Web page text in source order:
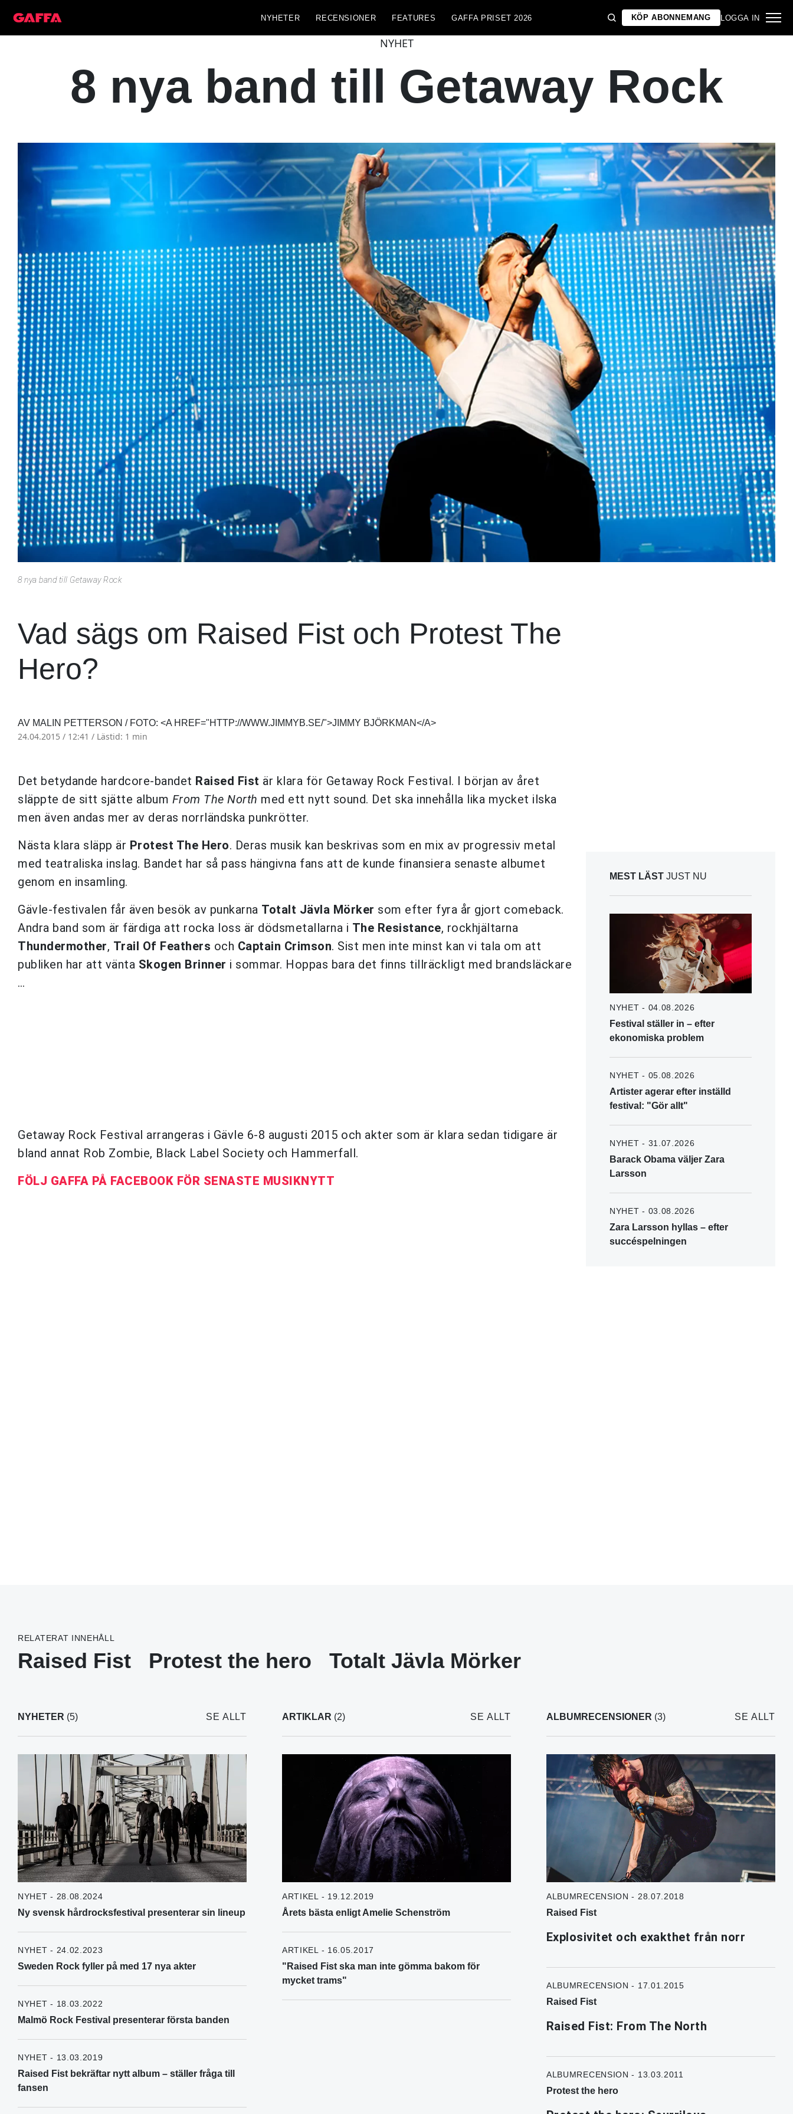
NYHETER RECENSIONER FEATURES GAFFA PRISET 2026 KÖP ABONNEMANG LOGGA IN
NYHET
8 nya band till Getaway Rock
8 nya band till Getaway Rock
Vad sägs om Raised Fist och Protest The
Hero?
AV MALIN PETTERSON / FOTO: <A HREF="HTTP://WWW.JIMMYB.SE/">JIMMY BJÖRKMAN</A>
24.04.2015 / 12:41 / Lästid: 1 min
Det betydande hardcore-bandet Raised Fist är klara för Getaway Rock Festival. I början av året
släppte de sitt sjätte album From The North med ett nytt sound. Det ska innehålla lika mycket ilska
men även andas mer av deras norrländska punkrötter.
Nästa klara släpp är Protest The Hero. Deras musik kan beskrivas som en mix av progressiv metal
med teatraliska inslag. Bandet har så pass hängivna fans att de kunde finansiera senaste albumet
genom en insamling.
Gävle-festivalen får även besök av punkarna Totalt Jävla Mörker som efter fyra år gjort comeback.
Andra band som är färdiga att rocka loss är dödsmetallarna i The Resistance, rockhjältarna
Thundermother, Trail Of Feathers och Captain Crimson. Sist men inte minst kan vi tala om att
publiken har att vänta Skogen Brinner i sommar. Hoppas bara det finns tillräckligt med brandsläckare
…
Getaway Rock Festival arrangeras i Gävle 6-8 augusti 2015 och akter som är klara sedan tidigare är
bland annat Rob Zombie, Black Label Society och Hammerfall.
FÖLJ GAFFA PÅ FACEBOOK FÖR SENASTE MUSIKNYTT
MEST LÄST JUST NU
NYHET - 04.08.2026
Festival ställer in – efter
ekonomiska problem
NYHET - 05.08.2026
Artister agerar efter inställd
festival: "Gör allt"
NYHET - 31.07.2026
Barack Obama väljer Zara
Larsson
NYHET - 03.08.2026
Zara Larsson hyllas – efter
succéspelningen
RELATERAT INNEHÅLL
Raised Fist Protest the hero Totalt Jävla Mörker
NYHETER (5) SE ALLT
NYHET - 28.08.2024
Ny svensk hårdrocksfestival presenterar sin lineup
NYHET - 24.02.2023
Sweden Rock fyller på med 17 nya akter
NYHET - 18.03.2022
Malmö Rock Festival presenterar första banden
NYHET - 13.03.2019
Raised Fist bekräftar nytt album – ställer fråga till
fansen
ARTIKLAR (2) SE ALLT
ARTIKEL - 19.12.2019
Årets bästa enligt Amelie Schenström
ARTIKEL - 16.05.2017
"Raised Fist ska man inte gömma bakom för
mycket trams"
ALBUMRECENSIONER (3) SE ALLT
ALBUMRECENSION - 28.07.2018
Raised Fist
Explosivitet och exakthet från norr
ALBUMRECENSION - 17.01.2015
Raised Fist
Raised Fist: From The North
ALBUMRECENSION - 13.03.2011
Protest the hero